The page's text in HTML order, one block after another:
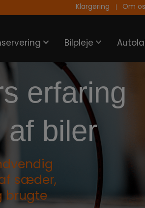
Klargøring Om os
Bilpleje
erfaring
af biler
sæder,
brugte